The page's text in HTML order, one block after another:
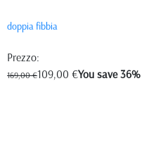
doppia fibbia
Prezzo:
169,00 €109,00 €You save 36%